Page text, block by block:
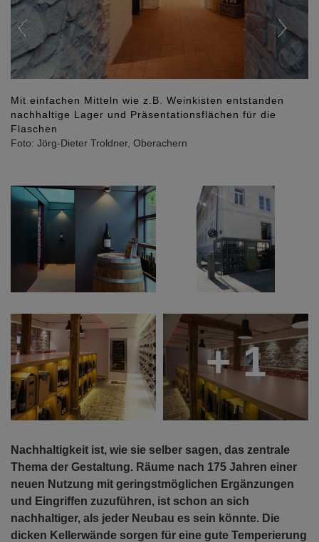
Mit einfachen Mitteln wie z.B. Weinkisten entstanden
nachhaltige Lager und Präsentationsflächen für die
Flaschen
Foto: Jörg-Dieter Troldner, Oberachern
+ 1
Nachhaltigkeit ist, wie sie selber sagen, das zentrale
Thema der Gestaltung. Räume nach 175 Jahren einer
neuen Nutzung mit geringstmöglichen Ergänzungen
und Eingriffen zuzuführen, ist schon an sich
nachhaltiger, als jeder Neubau es sein könnte. Die
dicken Kellerwände sorgen für eine gute Temperierung